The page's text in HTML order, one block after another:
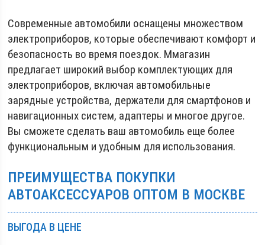
Современные автомобили оснащены множеством
электроприборов, которые обеспечивают комфорт и
безопасность во время поездок. Ммагазин
предлагает широкий выбор комплектующих для
электроприборов, включая автомобильные
зарядные устройства, держатели для смартфонов и
навигационных систем, адаптеры и многое другое.
Вы сможете сделать ваш автомобиль еще более
функциональным и удобным для использования.
ПРЕИМУЩЕСТВА ПОКУПКИ
АВТОАКСЕССУАРОВ ОПТОМ В МОСКВЕ
ВЫГОДА В ЦЕНЕ